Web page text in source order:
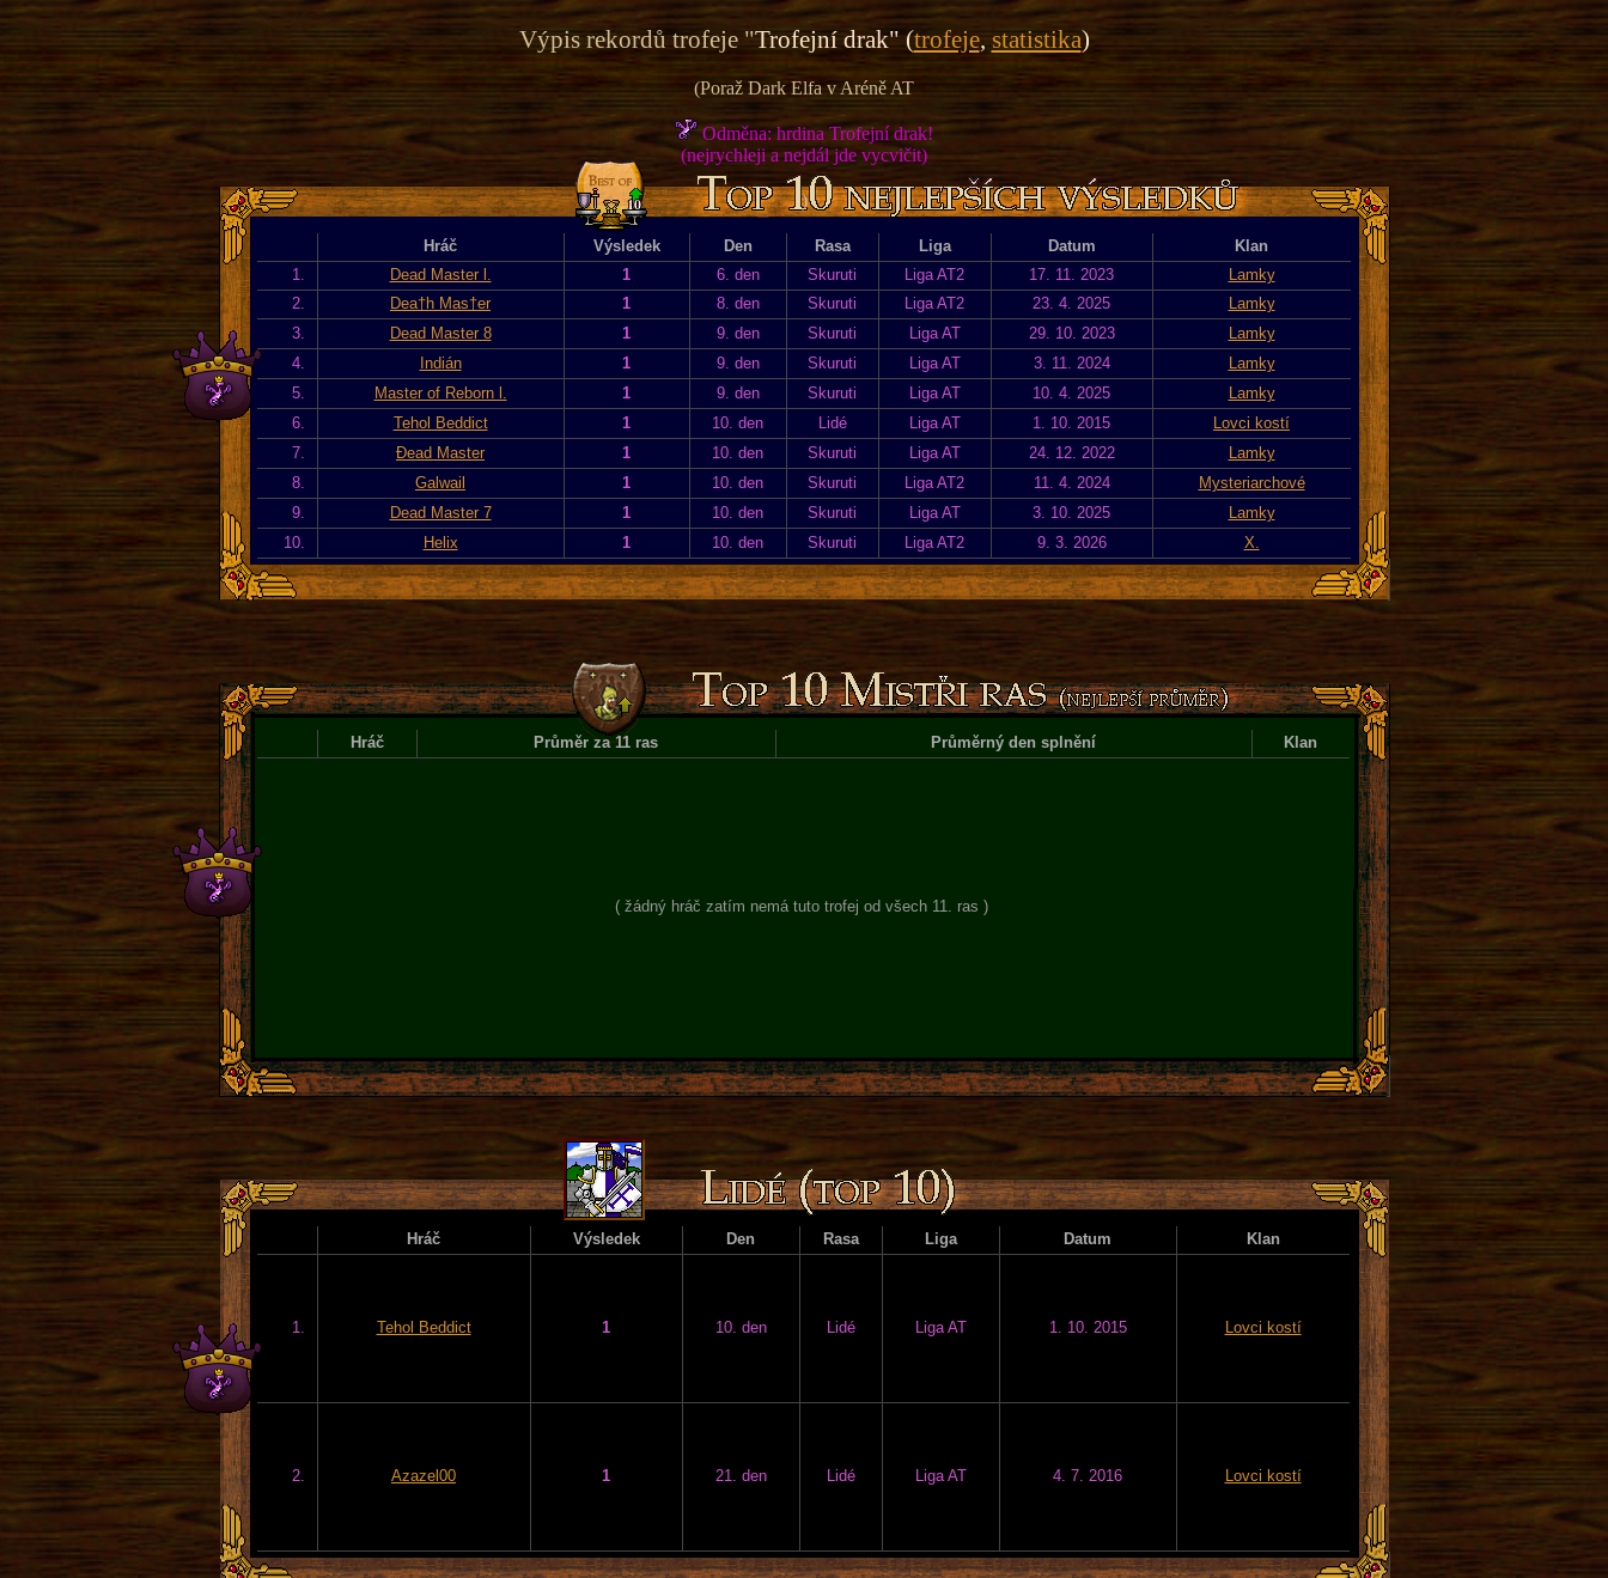
Výpis rekordů trofeje "Trofejní drak" (trofeje,statistika)
(Poraž Dark Elfa v Aréně AT
Odměna: hrdina Trofejní drak!
(nejrychleji a nejdál jde vycvičit)
)
Hráč Výsledek Den Rasa Liga Datum
Klan
1.
Dead Master l. 1 6. den Skuruti Liga AT2 17. 11. 2023
Lamky
2.
Dea†h Mas†er 1 8. den Skuruti Liga AT2 23. 4. 2025
Lamky
3.
Dead Master 8 1 9. den Skuruti Liga AT 29. 10. 2023
Lamky
4.
Indián 1 9. den Skuruti Liga AT 3. 11. 2024
Lamky
5.
Master of Reborn l. 1 9. den Skuruti Liga AT 10. 4. 2025
Lamky
6.
Tehol Beddict 1 10. den Lidé Liga AT 1. 10. 2015
Lovci kostí
7.
Đead Master 1 10. den Skuruti Liga AT 24. 12. 2022
Lamky
8.
Galwail 1 10. den Skuruti Liga AT2 11. 4. 2024
Mysteriarchové
9.
Dead Master 7 1 10. den Skuruti Liga AT 3. 10. 2025
Lamky
10.
Helix 1 10. den Skuruti Liga AT2 9. 3. 2026 X.
Hráč Průměr za 11 ras Průměrný den splnění Klan
( žádný hráč zatím nemá tuto trofej od všech 11. ras )
Hráč Výsledek Den Rasa Liga Datum Klan
1. Tehol Beddict 1 10. den Lidé Liga AT 1. 10. 2015 Lovci kostí
2. Azazel00 1 21. den Lidé Liga AT 4. 7. 2016 Lovci kostí